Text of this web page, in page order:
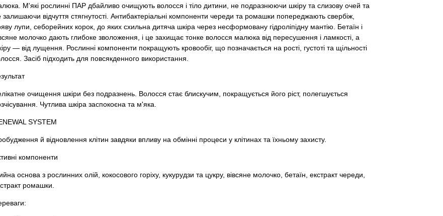
М'які рослинні ПАР дбайливо очищують волосся і тіло дитини, не подразнюючи шкіру та слизову очей та
залишаючи відчуття стягнутості. Антибактеріальні компоненти череди та ромашки попереджають свербіж,
лупи, себорейних корок, до яких схильна дитяча шкіра через несформовану гідроліпідну мантію. Бетаїн і
молочко дають глибоке зволоження, і це захищає тонке волосся малюка від пересушення і ламкості, а
— від лущення. Рослинні компоненти покращують кровообіг, що позначається на рості, густоті та щільності
Засіб підходить для повсякденного використання.
очищення шкіри без подразнень. Волосся стає блискучим, покращується його ріст, полегшується
Чутлива шкіра заспокоєна та м'яка.
SYSTEM
й відновлення клітин завдяки впливу на обмінні процеси у клітинах та їхньому захисту.
компоненти
основа з рослинних олій, кокосового горіху, кукурудзи та цукру, вівсяне молочко, бетаїн, екстракт череди,
ромашки.